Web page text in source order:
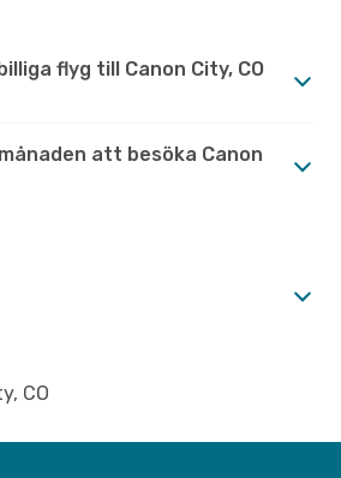
flyg till Canon City, CO
att besöka Canon
CO